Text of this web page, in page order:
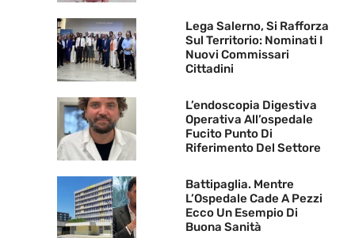
Lega Salerno, Si Rafforza
Sul Territorio: Nominati I
Nuovi Commissari
Cittadini
L’endoscopia Digestiva
Operativa All’ospedale
Fucito Punto Di
Riferimento Del Settore
Battipaglia. Mentre
L’Ospedale Cade A Pezzi
Ecco Un Esempio Di
Buona Sanità